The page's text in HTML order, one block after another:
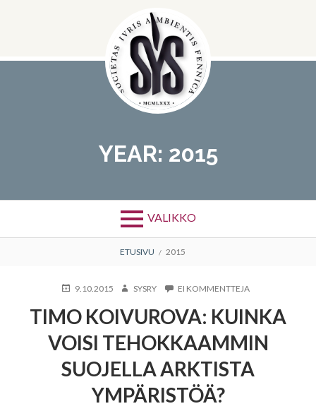
YEAR: 2015
VALIKKO
MURUPOLKU
ETUSIVU 2015
KIRJOITETTU
9.10.2015 KIRJOITTAJA
SYSRY EI KOMMENTTEJA
KOIVUROVA:
KUINKA
VOISI
SUOJELLA
ARKTISTA
TIMO KOIVUROVA: KUINKA
VOISI TEHOKKAAMMIN
SUOJELLA ARKTISTA
YMPÄRISTÖÄ?